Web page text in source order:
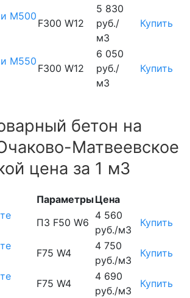
М500
F300 W12
5 830
руб./
м3
Купить
М550
F300 W12
6 050
руб./
м3
Купить
бетон на
Матвеевское
цена за 1 м3
ПараметрыЦена
П3 F50 W6
4 560
руб./м3
Купить
F75 W4
4 750
руб./м3
Купить
F75 W4
4 690
руб./м3
Купить